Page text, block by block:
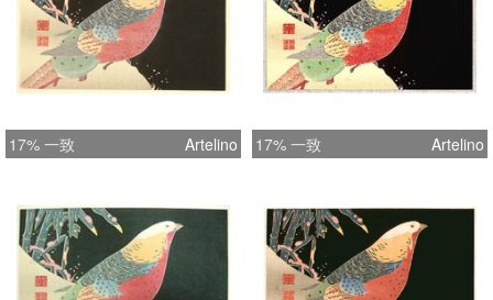
17% 一致 Artelino 17% 一致 Artelino